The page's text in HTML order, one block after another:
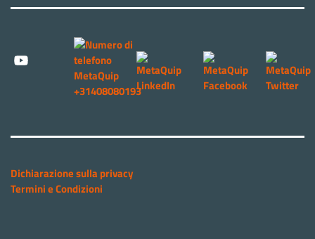
Dichiarazione sulla privacy
Termini e Condizioni